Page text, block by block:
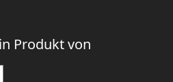
Produkt von